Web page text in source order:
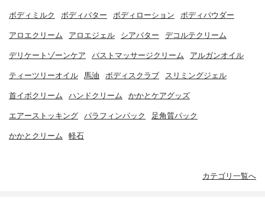
ボディミルク ボディバター ボディローション ボディパウダー
アロエクリーム アロエジェル シアバター デコルテクリーム
デリケートゾーンケア バストマッサージクリーム アルガンオイル
ティーツリーオイル 馬油 ボディスクラブ スリミングジェル
首イボクリーム ハンドクリーム かかとケアグッズ
エアーストッキング パラフィンパック 足角質パック
かかとクリーム 軽石
カテゴリ一覧へ